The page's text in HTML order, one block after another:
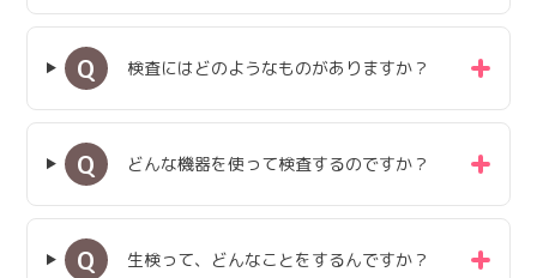
Q 検査にはどのようなものがありますか？
Q どんな機器を使って検査するのですか？
Q 生検って、どんなことをするんですか？